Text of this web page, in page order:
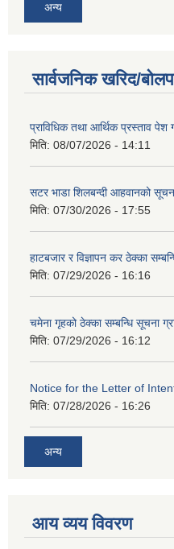
अन्य
सार्वजनिक खरिद/
प्राविधिक तथा आर्थिक प्रस्ताव पेश
मिति: 08/07/2026 - 14:11
सटर भाडा शिलबन्दी आहवानको
मिति: 07/30/2026 - 17:55
हाटबजार र विज्ञापन कर ठेक्का
मिति: 07/29/2026 - 16:16
चमेना गृहको ठेक्का सम्बन्धि सूचना
मिति: 07/29/2026 - 16:12
Notice for the Letter of
मिति: 07/28/2026 - 16:26
अन्य
आय व्यय विवरण